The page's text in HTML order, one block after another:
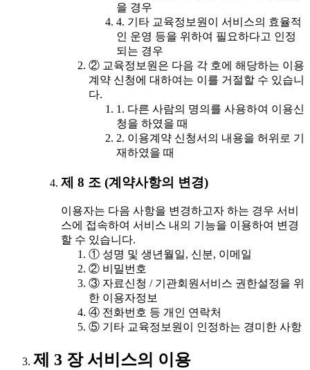
을 경우
4. 기타 교육정보원이 서비스의 효율적
인 운영 등을 위하여 필요하다고 인정
되는 경우
② 교육정보원은 다음 각 호에 해당하는 이용
계약 신청에 대하여는 이를 거절할 수 있습니
다.
1. 다른 사람의 명의를 사용하여 이용신
청을 하였을 때
2. 이용계약 신청서의 내용을 허위로 기
재하였을 때
제 8 조 (계약사항의 변경)
이용자는 다음 사항을 변경하고자 하는 경우 서비
스에 접속하여 서비스 내의 기능을 이용하여 변경
할 수 있습니다.
① 성명 및 생년월일, 신분, 이메일
② 비밀번호
③ 자료신청 / 기관회원서비스 권한설정을 위
한 이용자정보
④ 전화번호 등 개인 연락처
⑤ 기타 교육정보원이 인정하는 경미한 사항
제 3 장 서비스의 이용